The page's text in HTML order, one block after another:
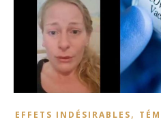
EFFETS INDÉSIRABLES,